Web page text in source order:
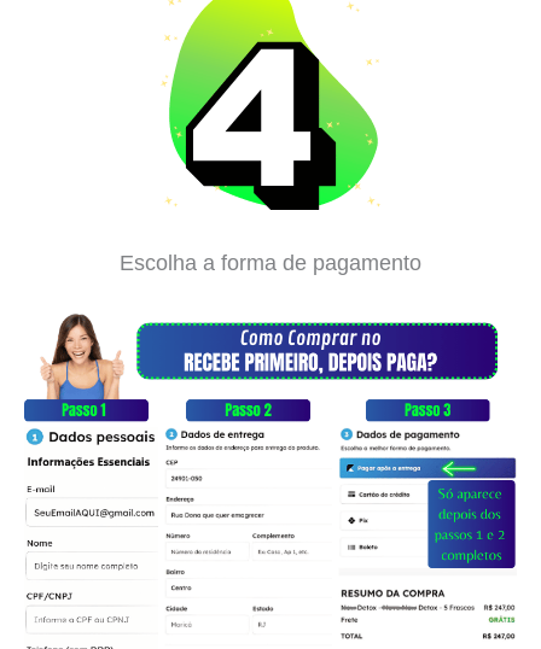
Escolha a forma de pagamento